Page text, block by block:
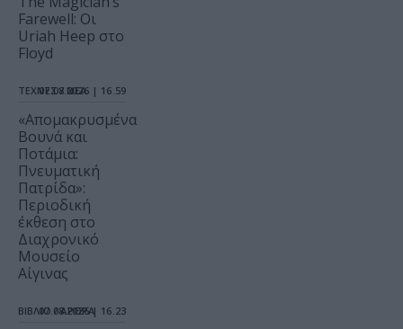
Farewell: Οι
Uriah Heep στο
Floyd
ΤΕΧΝΕΣ / ΝΕΑ
07.08.2026 | 16.59
«Απομακρυσμένα
Βουνά και
Ποτάμια:
Πνευματική
Πατρίδα»:
Περιοδική
έκθεση στο
Διαχρονικό
Μουσείο
Αίγινας
ΒΙΒΛΙΟ / ΑΡΘΡΑ
07.08.2026 | 16.23